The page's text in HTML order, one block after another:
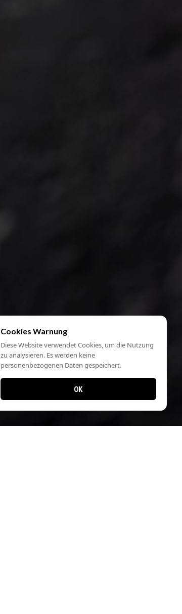
Cookies Warnung
Diese Website verwendet Cookies, um die Nutzung
zu analysieren. Es werden keine
personenbezogenen Daten gespeichert.
OK